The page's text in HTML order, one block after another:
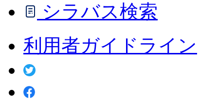
シラバス検索
利用者ガイドライン